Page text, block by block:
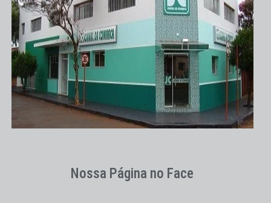
Nossa Página no Face